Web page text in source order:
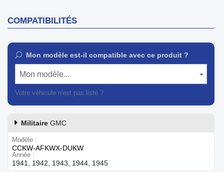
COMPATIBILITÉS
Mon modèle est-il compatible avec ce produit ?
Mon modèle...
Votre véhicule n'est pas listé ?
Militaire GMC
Modèle
CCKW-AFKWX-DUKW
Année
1941, 1942, 1943, 1944, 1945